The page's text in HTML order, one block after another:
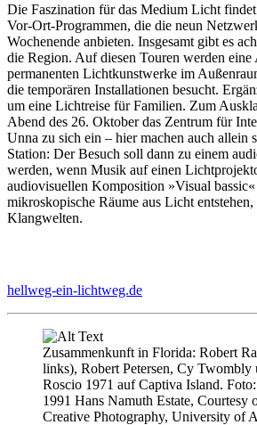
Die Faszination für das Medium Licht
Vor-Ort-Programmen, die die neun
Wochenende anbieten. Insgesamt gibt es
die Region. Auf diesen Touren werden
permanenten Lichtkunstwerke im
die temporären Installationen besucht.
um eine Lichtreise für Familien. Zum
Abend des 26. Oktober das Zentrum für
Unna zu sich ein – hier machen auch allein
Station: Der Besuch soll dann zu einem
werden, wenn Musik auf einen
audiovisuellen Komposition »Visual
mikroskopische Räume aus Licht
Klangwelten.
hellweg-ein-lichtweg.de
Zusammenkunft in Florida: Robert
links), Robert Petersen, Cy
Roscio 1971 auf Captiva Island.
1991 Hans Namuth Estate, Courtesy
Creative Photography, University of